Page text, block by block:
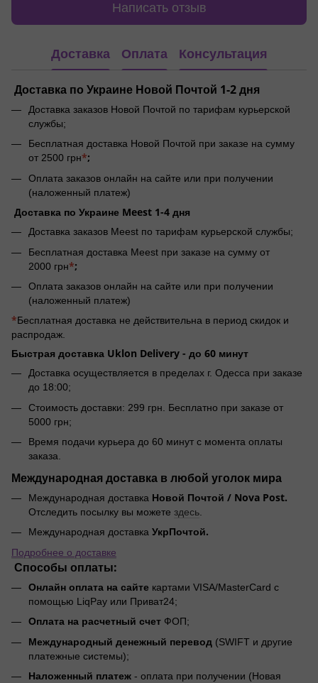
Написать отзыв
Доставка Оплата Консультация
Доставка по Украине Новой Почтой 1-2 дня
Доставка заказов Новой Почтой по тарифам курьерской
службы;
Бесплатная доставка Новой Почтой при заказе на сумму
от 2500 грн*;
Оплата заказов онлайн на сайте или при получении
(наложенный платеж)
Доставка по Украине Meest 1-4 дня
Доставка заказов Meest по тарифам курьерской службы;
Бесплатная доставка Meest при заказе на сумму от
2000 грн*;
Оплата заказов онлайн на сайте или при получении
(наложенный платеж)
*Бесплатная доставка не действительна в период скидок и
распродаж.
Быстрая доставка Uklon Delivery - до 60 минут
Доставка осуществляется в пределах г. Одесса при заказе
до 18:00;
Стоимость доставки: 299 грн. Бесплатно при заказе от
5000 грн;
Время подачи курьера до 60 минут с момента оплаты
заказа.
Международная доставка в любой уголок мира
Международная доставка Новой Почтой / Nova Post.
Отследить посылку вы можете здесь
Международная доставка УкрПочтой.
Подробнее о доставке
Способы оплаты:
Онлайн оплата на сайте картами VISA/MasterCard с
помощью LiqPay или Приват24;
Оплата на расчетный счет ФОП;
Международный денежный перевод (SWIFT и другие
платежные системы);
Наложенный платеж - оплата при получении (Новая